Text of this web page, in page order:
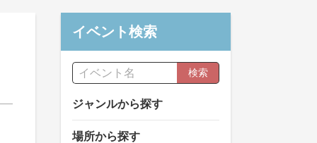
イベント検索
検索
ジャンルから探す
場所から探す